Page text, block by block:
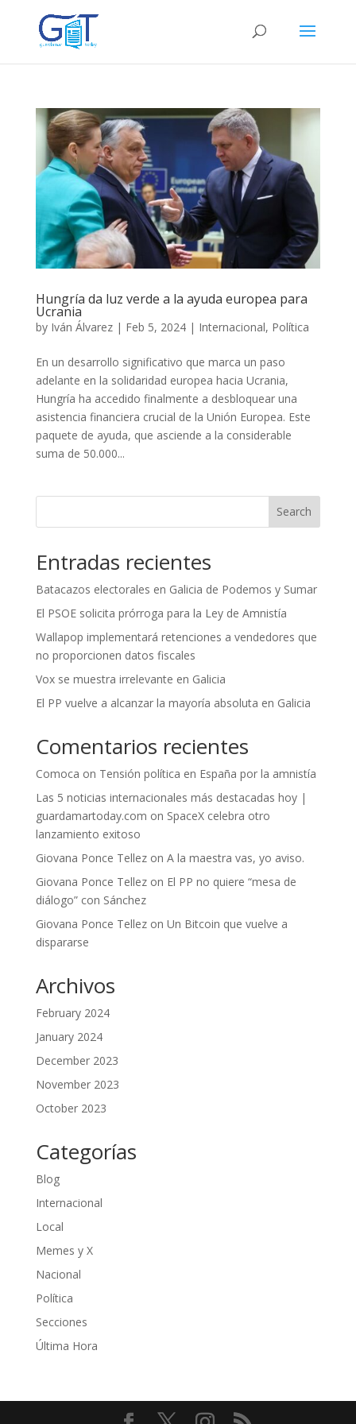
Hungría da luz verde a la ayuda europea para
Ucrania
by Iván Álvarez| Feb 5, 2024| Internacional, Política
En un desarrollo significativo que marca un paso
adelante en la solidaridad europea hacia Ucrania,
Hungría ha accedido finalmente a desbloquear una
asistencia financiera crucial de la Unión Europea. Este
paquete de ayuda, que asciende a la considerable
suma de 50.000...
Search
Entradas recientes
Batacazos electorales en Galicia de Podemos y Sumar
El PSOE solicita prórroga para la Ley de Amnistía
Wallapop implementará retenciones a vendedores que
no proporcionen datos fiscales
Vox se muestra irrelevante en Galicia
El PP vuelve a alcanzar la mayoría absoluta en Galicia
Comentarios recientes
Comoca on Tensión política en España por la amnistía
Las 5 noticias internacionales más destacadas hoy |
guardamartoday.com on SpaceX celebra otro
lanzamiento exitoso
Giovana Ponce Tellezon A la maestra vas, yo aviso.
Giovana Ponce Tellezon El PP no quiere “mesa de
diálogo” con Sánchez
Giovana Ponce Tellezon Un Bitcoin que vuelve a
dispararse
Archivos
February 2024
January 2024
December 2023
November 2023
October 2023
Categorías
Blog
Internacional
Local
Memes y X
Nacional
Política
Secciones
Última Hora